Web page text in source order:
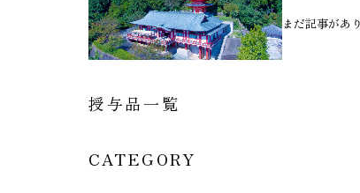
授与品一覧
CATEGORY
まだ記事があ